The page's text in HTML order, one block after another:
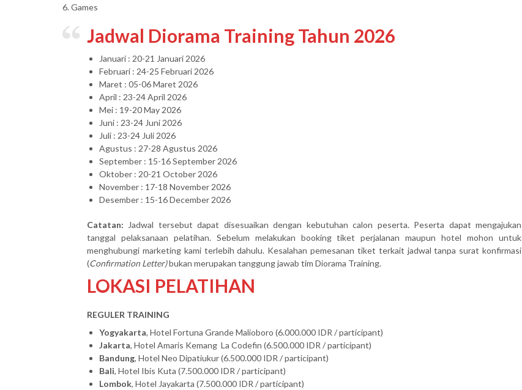
6. Games
Jadwal Diorama Training Tahun 2026
Januari : 20-21 Januari 2026
Februari : 24-25 Februari 2026
Maret : 05-06 Maret 2026
April : 23-24 April 2026
Mei : 19-20 May 2026
Juni : 23-24 Juni 2026
Juli : 23-24 Juli 2026
Agustus : 27-28 Agustus 2026
September : 15-16 September 2026
Oktober : 20-21 October 2026
November : 17-18 November 2026
Desember : 15-16 December 2026
Catatan: Jadwal tersebut dapat disesuaikan dengan kebutuhan calon peserta. Peserta dapat mengajukan
tanggal pelaksanaan pelatihan. Sebelum melakukan booking tiket perjalanan maupun hotel mohon untuk
menghubungi marketing kami terlebih dahulu. Kesalahan pemesanan tiket terkait jadwal tanpa surat konfirmasi
(Confirmation Letter)bukan merupakan tanggung jawab tim Diorama Training.
LOKASI PELATIHAN
REGULER TRAINING
Yogyakarta, Hotel Fortuna Grande Malioboro (6.000.000 IDR / participant)
Jakarta, Hotel Amaris Kemang La Codefin (6.500.000 IDR / participant)
Bandung, Hotel Neo Dipatiukur (6.500.000 IDR / participant)
Bali, Hotel Ibis Kuta (7.500.000 IDR / participant)
Lombok, Hotel Jayakarta (7.500.000 IDR / participant)